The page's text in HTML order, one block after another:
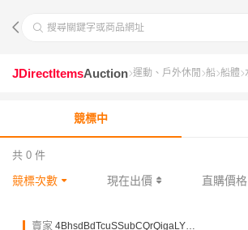
搜尋關鍵字或商品網址
JDirectItemsAuction 運動、戶外休閒 船 船體
競標中
共 0 件
競標次數 現在出價 直購價格
賣家 4BhsdBdTcuSSubCQrQigaLYNUFPVr